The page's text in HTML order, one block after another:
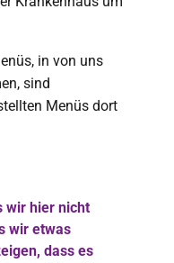
in von uns
sind
Menüs dort
wir hier nicht
wir etwas
dass es